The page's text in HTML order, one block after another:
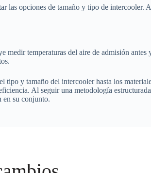
opciones de tamaño y tipo de intercooler.
temperaturas del aire de admisión antes
y tamaño del intercooler hasta los
Al seguir una metodología
en su conjunto.